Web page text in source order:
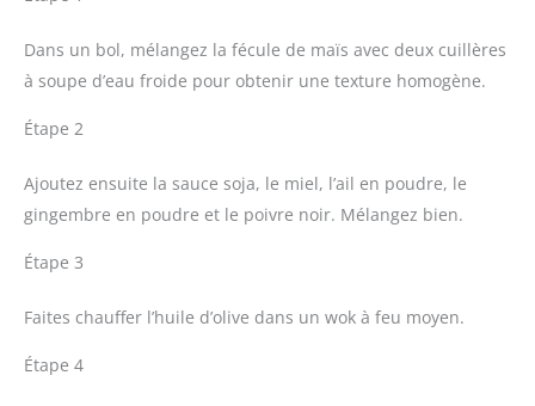
Dans un bol, mélangez la fécule de maïs avec deux cuillères
à soupe d’eau froide pour obtenir une texture homogène.
Étape 2
Ajoutez ensuite la sauce soja, le miel, l’ail en poudre, le
gingembre en poudre et le poivre noir. Mélangez bien.
Étape 3
Faites chauffer l’huile d’olive dans un wok à feu moyen.
Étape 4